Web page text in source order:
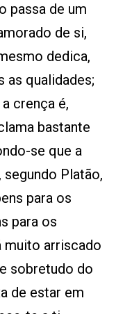
passa de um
de si,
dedica,
as qualidades;
crença é,
bastante
se que a
segundo Platão,
para os
para os
muito arriscado
sobretudo do
de estar em